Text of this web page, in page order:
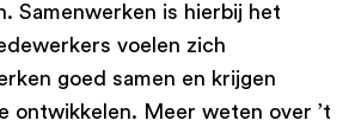
Samenwerken is hierbij het
voelen zich
goed samen en krijgen
ontwikkelen. Meer weten over ’t